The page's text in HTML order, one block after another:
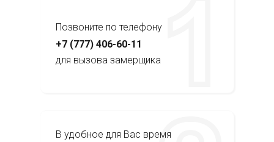
Позвоните по телефону
В удобное для Вас время
+7 (777) 406-60-11
для вызова замерщика